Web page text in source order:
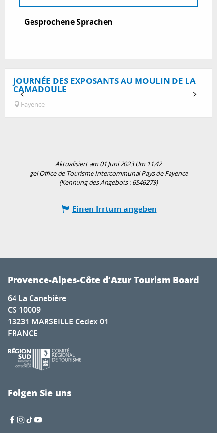
Gesprochene Sprachen
Gesprochene Sprachen
JOURNÉE DES EXPOSANTS AU MOULIN DE LA
CAMADOULE
Fayence
Aktualisiert am 01 Juni 2023 Um 11:42
gei Office de Tourisme Intercommunal Pays de Fayence
(Kennung des Angebots :6546279)
Einen Irrtum angeben
Provence-Alpes-Côte d’Azur Tourism Board
64 La Canebière
CS 10009
13231 MARSEILLE Cedex 01
FRANCE
Folgen Sie uns